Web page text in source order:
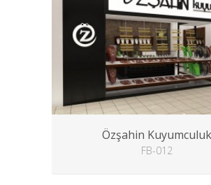
Özşahin Kuyumculuk
FB-012